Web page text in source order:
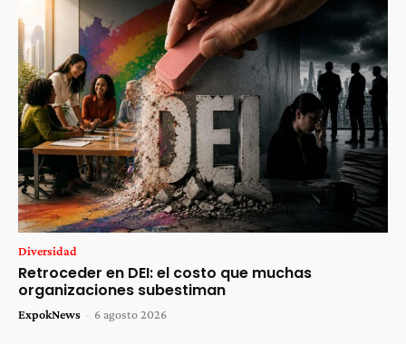
Diversidad
Retroceder en DEI: el costo que muchas
organizaciones subestiman
ExpokNews - 6 agosto 2026